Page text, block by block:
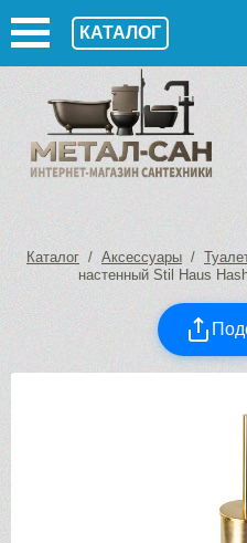
КАТАЛОГ
Каталог / Аксессуары /
настенный Stil Haus